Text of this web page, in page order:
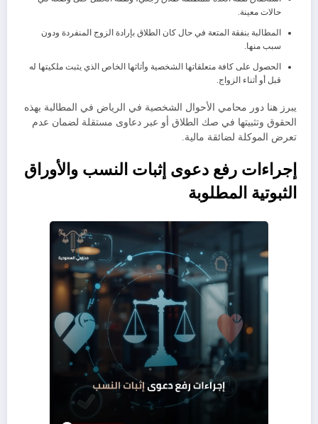
حالات معينة.
​المطالبة بنفقة المتعة في حال كان الطلاق بإرادة الزوج المنفردة ودون
سبب منها.
​الحصول على كافة متعلقاتها الشخصية وأثاثها الخاص الذي يثبت ملكيتها له
قبل أو أثناء الزواج.
​يبرز هنا دور محامي الأحوال الشخصية في الرياض في المطالبة بهذه
الحقوق وتثبيتها في صك الطلاق أو عبر دعاوى مستقلة لضمان عدم
تعرض الموكلة لضائقة مالية.
​إجراءات رفع دعوى إثبات النسب والأوراق
الثبوتية المطلوبة